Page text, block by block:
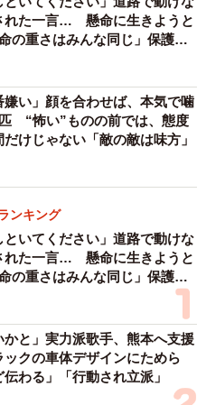
れた一言… 懸命に生きようと
の重さはみんな同じ」保護団
嫌い」顔を合わせば、本気で噛
“怖い”ものの前では、態度
けじゃない「敵の敵は味方」
ンキング
といてください」道路で動けな
れた一言… 懸命に生きようと
の重さはみんな同じ」保護団
かと」実力派歌手、熊本へ支援
クの車体デザインにためら
わる」「行動され立派」